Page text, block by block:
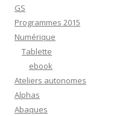
GS
Programmes 2015
Numérique
Tablette
ebook
Ateliers autonomes
Alphas
Abaques